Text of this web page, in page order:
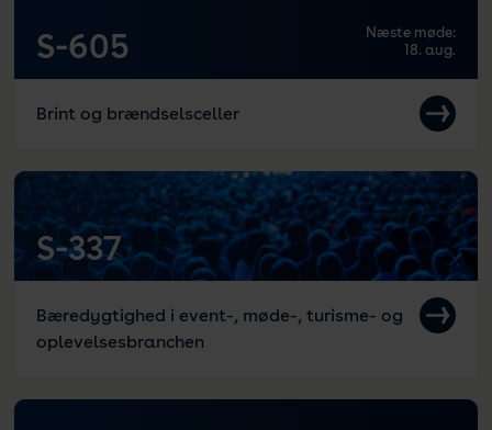
S-605
Næste møde:
18. aug.
Brint og brændselsceller
S-337
Bæredygtighed i event-, møde-, turisme- og
oplevelsesbranchen